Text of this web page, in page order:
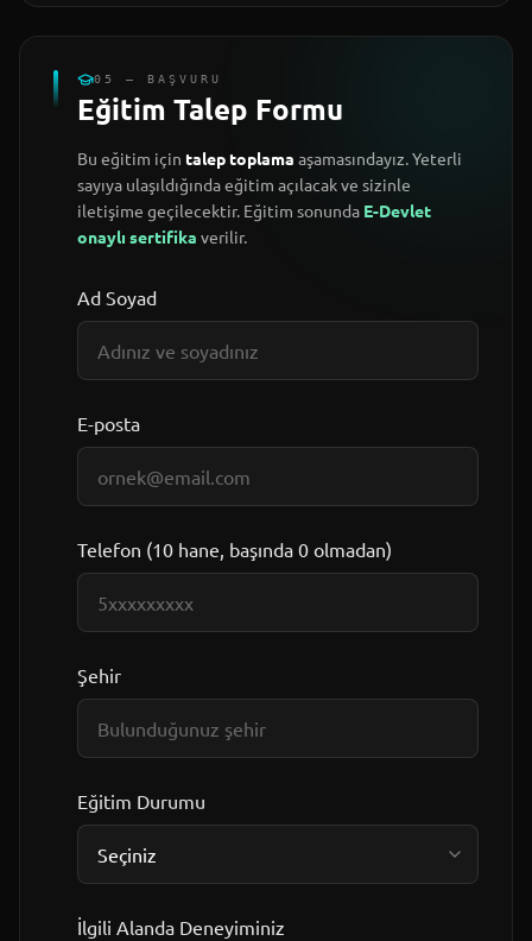
05 — BAŞVURU
Eğitim Talep Formu
Bu eğitim için talep toplama aşamasındayız. Yeterli
sayıya ulaşıldığında eğitim açılacak ve sizinle
iletişime geçilecektir. Eğitim sonunda E-Devlet
onaylı sertifika verilir.
Ad Soyad
E-posta
Telefon (10 hane, başında 0 olmadan)
Şehir
Eğitim Durumu
İlgili Alanda Deneyiminiz